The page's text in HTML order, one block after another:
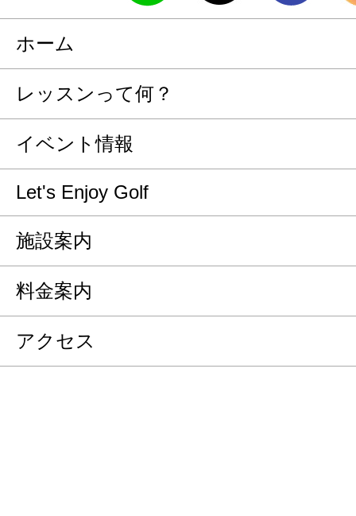
ホーム
レッスンって何？
イベント情報
Let's Enjoy Golf
施設案内
料金案内
アクセス